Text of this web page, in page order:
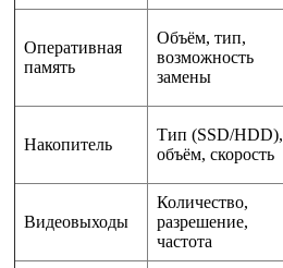
Оперативная
память
Объём, тип,
возможность
замены
Накопитель
Тип (SSD/HDD),
объём, скорость
Видеовыходы
Количество,
разрешение,
частота